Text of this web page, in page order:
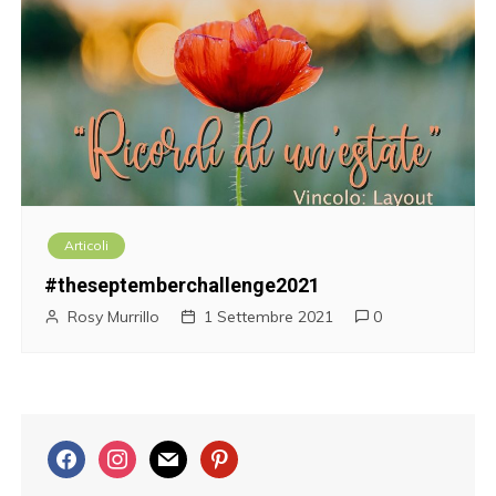
Articoli
#theseptemberchallenge2021
Rosy Murrillo 1 Settembre 2021 0
f
a
i
n
m
a
p